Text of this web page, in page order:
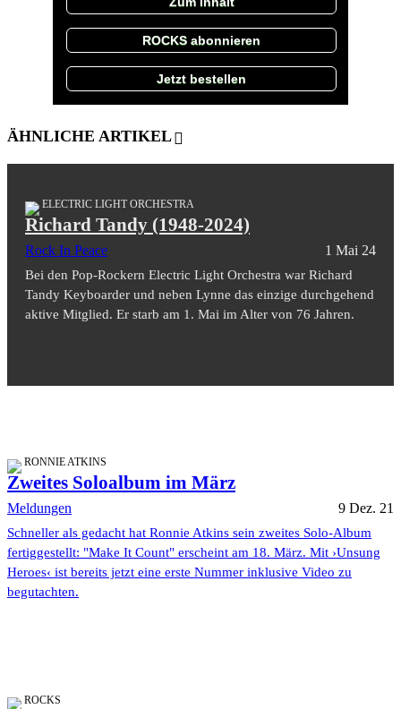
ROCKS abonnieren
Jetzt bestellen
ÄHNLICHE ARTIKEL
ELECTRIC LIGHT ORCHESTRA
Richard Tandy (1948-2024)
Rock In Peace 1 Mai 24
Bei den Pop-Rockern Electric Light Orchestra war Richard
Tandy Keyboarder und neben Lynne das einzige durchgehend
aktive Mitglied. Er starb am 1. Mai im Alter von 76 Jahren.
RONNIE ATKINS
Zweites Soloalbum im März
Meldungen 9 Dez. 21
Schneller als gedacht hat Ronnie Atkins sein zweites Solo-Album
fertiggestellt: "Make It Count" erscheint am 18. März. Mit ›Unsung
Heroes‹ ist bereits jetzt eine erste Nummer inklusive Video zu
begutachten.
ROCKS